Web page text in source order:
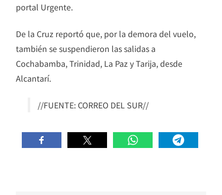
portal Urgente.
De la Cruz reportó que, por la demora del vuelo,
también se suspendieron las salidas a
Cochabamba, Trinidad, La Paz y Tarija, desde
Alcantarí.
//FUENTE: CORREO DEL SUR//